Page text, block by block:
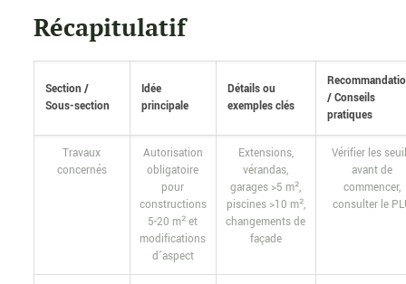
Récapitulatif
Section /
Sous-section
Idée
principale
Détails ou
exemples clés
/ Conseils
pratiques
Travaux
concernés
Autorisation
obligatoire
pour
constructions
5-20 m² et
modifications
d’aspect
Extensions,
vérandas,
garages >5 m²,
piscines >10 m²,
changements de
façade
Vérifier les
avant de
commencer,
consulter le